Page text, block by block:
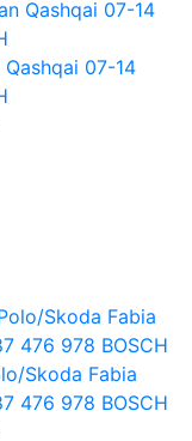
Qashqai 07-14
Skoda Fabia
476 978 BOSCH